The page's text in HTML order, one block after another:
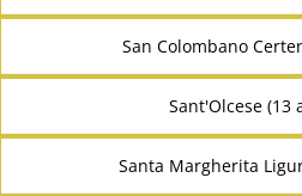
San Colombano
Sant'Olcese (13
Santa Margherita